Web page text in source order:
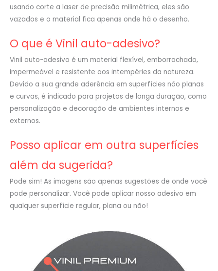
usando corte a laser de precisão milimétrica, eles são
vazados e o material fica apenas onde há o desenho.
O que é Vinil auto-adesivo?
Vinil auto-adesivo é um material flexível, emborrachado,
impermeável e resistente aos intempéries da natureza.
Devido a sua grande aderência em superfícies não planas
e curvas, é indicado para projetos de longa duração, como
personalização e decoração de ambientes internos e
externos.
Posso aplicar em outra superfícies
além da sugerida?
Pode sim! As imagens são apenas sugestões de onde você
pode personalizar. Você pode aplicar nosso adesivo em
qualquer superfície regular, plana ou não!